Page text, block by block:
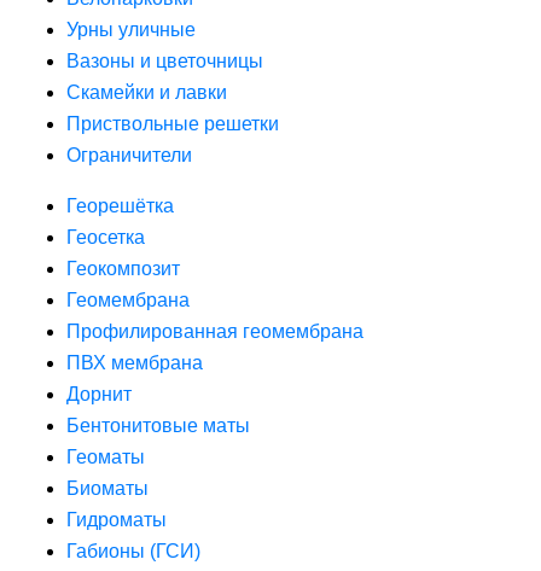
Урны уличные
Вазоны и цветочницы
Скамейки и лавки
Приствольные решетки
Ограничители
Георешётка
Геосетка
Геокомпозит
Геомембрана
Профилированная геомембрана
ПВХ мембрана
Дорнит
Бентонитовые маты
Геоматы
Биоматы
Гидроматы
Габионы (ГСИ)